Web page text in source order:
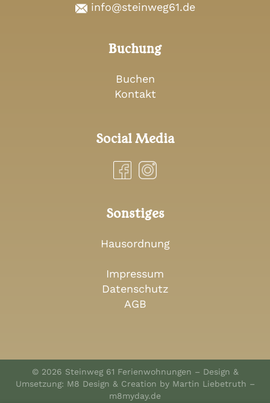
info@steinweg61.de
Buchung
Buchen
Kontakt
Social Media
Sonstiges
Hausordnung
Impressum
Datenschutz
AGB
© 2026 Steinweg 61 Ferienwohnungen – Design &
Umsetzung: M8 Design & Creation by Martin Liebetruth –
m8myday.de